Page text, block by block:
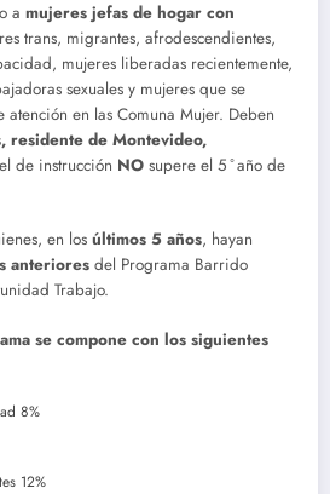
a mujeres jefas de hogar con
trans, migrantes, afrodescendientes,
mujeres liberadas recientemente,
sexuales y mujeres que se
atención en las Comuna Mujer. Deben
residente de Montevideo,
de instrucción NO supere el 5 ̊ año de
en los últimos 5 años, hayan
anteriores del Programa Barrido
Trabajo.
se compone con los siguientes
8%
12%